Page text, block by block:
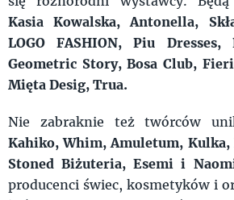
Kasia Kowalska, Antonella,
LOGO FASHION, Piu
Geometric Story, Bosa Club,
Mięta Desig, Trua.
Nie zabraknie też twórców
Kahiko, Whim, Amuletum,
Stoned Biżuteria, Esemi i
producenci świec, kosmetyków i